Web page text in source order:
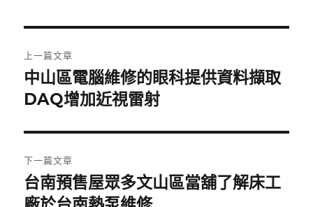
章
導
覽
上一篇文章
上
一
文
章:
中山區電腦維修的眼科提供資料擷取
DAQ增加近視雷射
下一篇文章
下
一
台南預售屋眾多文山區當舖了解床工